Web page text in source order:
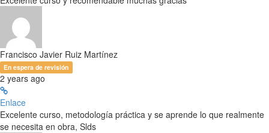
Francisco Javier Ruiz Martínez
En espera de revisión
2 years ago
Enlace
Excelente curso, metodología práctica y se aprende lo que realmente
se necesita en obra, Slds